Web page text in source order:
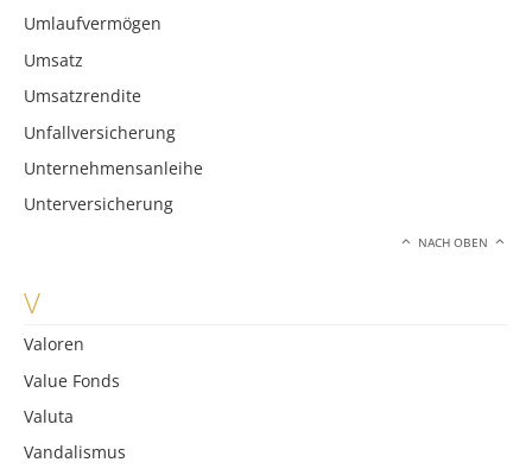
Umlaufvermögen
Umsatz
Umsatzrendite
Unfallversicherung
Unternehmensanleihe
Unterversicherung
NACH OBEN
V
Valoren
Value Fonds
Valuta
Vandalismus